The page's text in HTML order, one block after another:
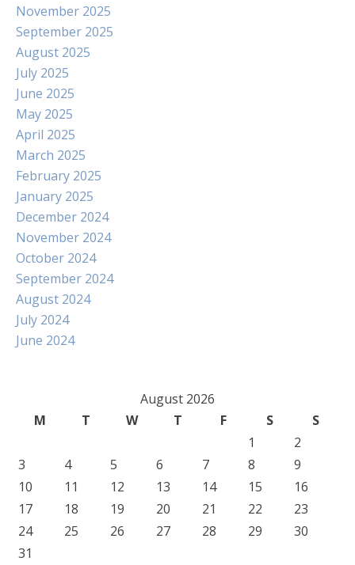
November 2025
September 2025
August 2025
July 2025
June 2025
May 2025
April 2025
March 2025
February 2025
January 2025
December 2024
November 2024
October 2024
September 2024
August 2024
July 2024
June 2024
August 2026
M
T W T F S
S
1
2
3
4 5 6 7 8
9
10
11 12 13 14 15
16
17
18 19 20 21 22
23
24
25 26 27 28 29
30
31